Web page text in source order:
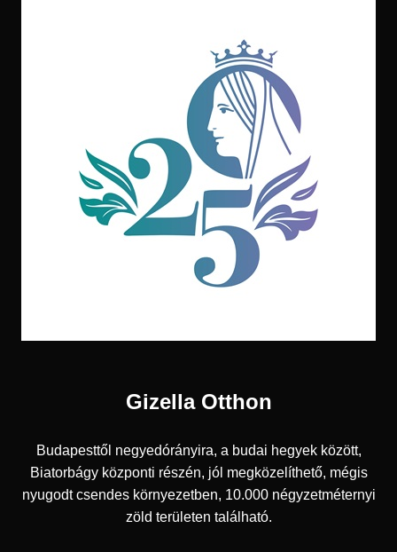
Gizella Otthon
Budapesttől negyedórányira, a budai hegyek között,
Biatorbágy központi részén, jól megközelíthető, mégis
nyugodt csendes környezetben, 10.000 négyzetméternyi
zöld területen található.